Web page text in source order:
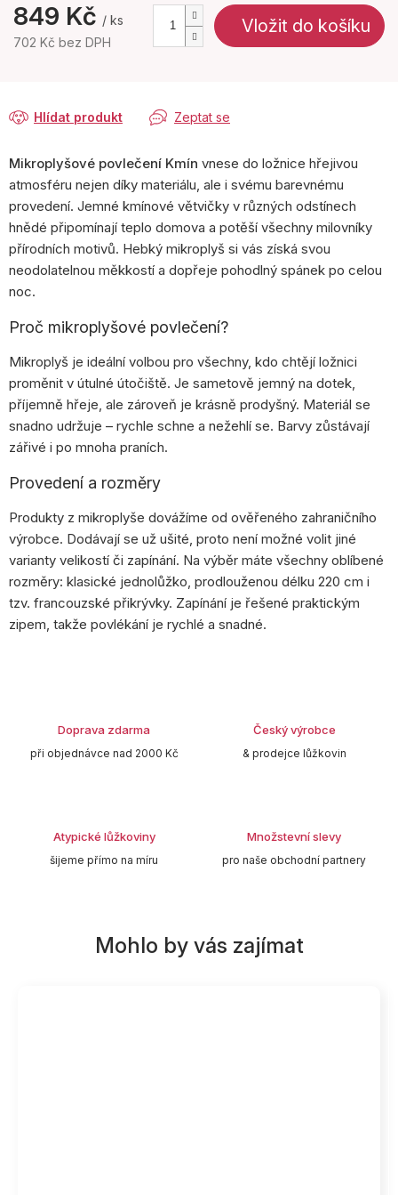
849 Kč / ks
702 Kč bez DPH
Vložit do košíku
Zeptat se
Hlídat produkt
Mikroplyšové povlečení Kmín vnese do ložnice hřejivou
atmosféru nejen díky materiálu, ale i svému barevnému
provedení. Jemné kmínové větvičky v různých odstínech
hnědé připomínají teplo domova a potěší všechny milovníky
přírodních motivů. Hebký mikroplyš si vás získá svou
neodolatelnou měkkostí a dopřeje pohodlný spánek po celou
noc.
Proč mikroplyšové povlečení?
Mikroplyš je ideální volbou pro všechny, kdo chtějí ložnici
proměnit v útulné útočiště. Je sametově jemný na dotek,
příjemně hřeje, ale zároveň je krásně prodyšný. Materiál se
snadno udržuje – rychle schne a nežehlí se. Barvy zůstávají
zářivé i po mnoha praních.
Provedení a rozměry
Produkty z mikroplyše dovážíme od ověřeného zahraničního
výrobce. Dodávají se už ušité, proto není možné volit jiné
varianty velikostí či zapínání. Na výběr máte všechny oblíbené
rozměry: klasické jednolůžko, prodlouženou délku 220 cm i
tzv. francouzské přikrývky. Zapínání je řešené praktickým
zipem, takže povlékání je rychlé a snadné.
Doprava zdarma
při objednávce nad 2000 Kč
Český výrobce
& prodejce lůžkovin
Atypické lůžkoviny
šijeme přímo na míru
Množstevní slevy
pro naše obchodní partnery